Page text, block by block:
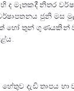
ද මෑතකදී නිතර
ජුනි මස
හෝ තුන් ගුණයකින්
දැඩි තාපය හා